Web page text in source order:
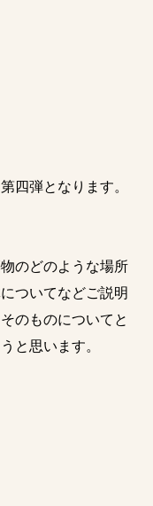
四弾となります。
のどのような場所
ついてなどご説明
のものについてと
と思います。